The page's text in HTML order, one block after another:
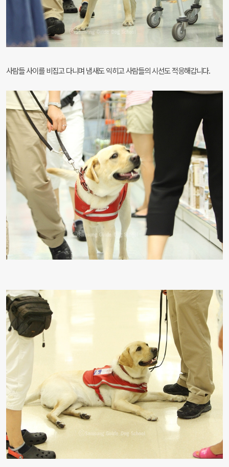
사람들 사이를 비집고 다니며 냄새도 익히고 사람들의 시선도 적응해갑니다.